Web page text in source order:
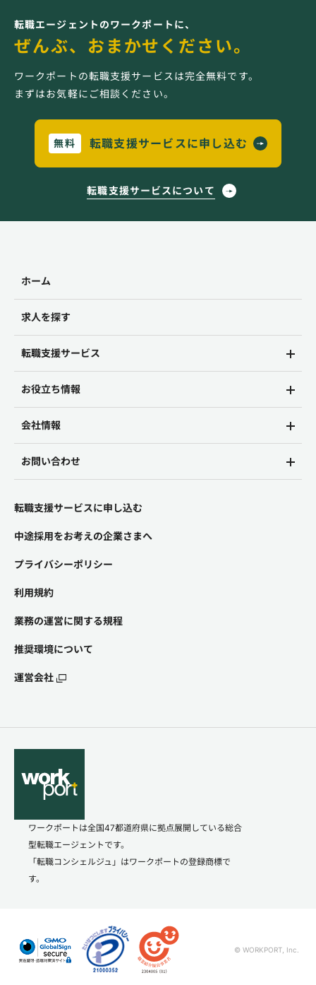
転職エージェントのワークポートに、
ぜんぶ、おまかせください。
ワークポートの転職支援サービスは完全無料です。
まずはお気軽にご相談ください。
無料 転職支援サービスに申し込む
転職支援サービスについて
ホーム
求人を探す
転職支援サービス
お役立ち情報
会社情報
お問い合わせ
転職支援サービスに申し込む
中途採用をお考えの企業さまへ
プライバシーポリシー
利用規約
業務の運営に関する規程
推奨環境について
運営会社
ワークポートは全国47都道府県に拠点展開している総合
型転職エージェントです。
「転職コンシェルジュ」はワークポートの登録商標で
す。
© WORKPORT, Inc.